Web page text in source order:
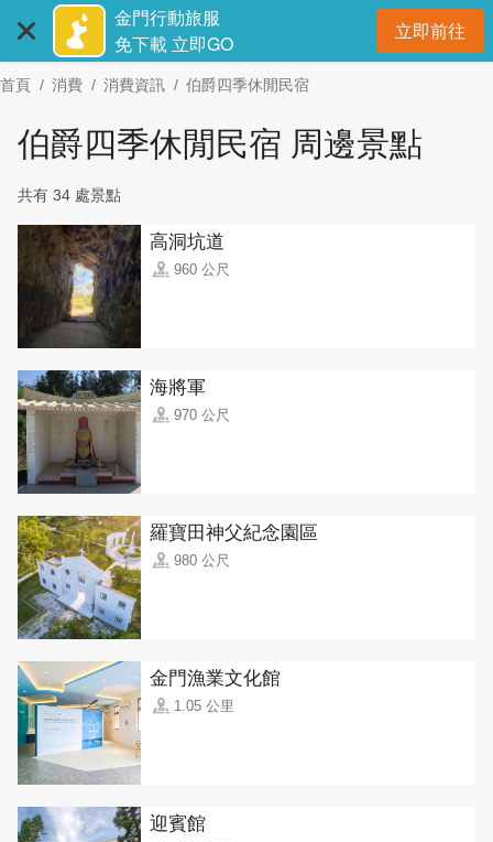
主
要
金門行動旅服
免下載 立即GO
立即前往開
首頁 消費 消費資訊 伯爵四季休閒民宿
伯爵四季休閒民宿 周邊景點
共有 34 處景點
高洞坑道
960 公尺
海將軍
970 公尺
羅寶田神父紀念園區
980 公尺
金門漁業文化館
1.05 公里
迎賓館